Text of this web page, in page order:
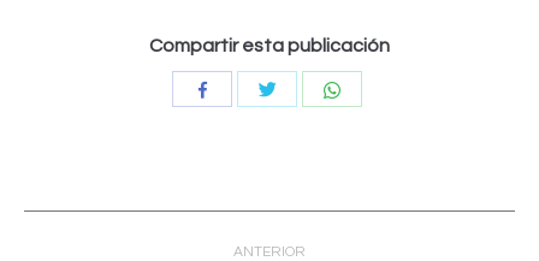
Compartir esta publicación
CompartirCompartir
ANTERIOR